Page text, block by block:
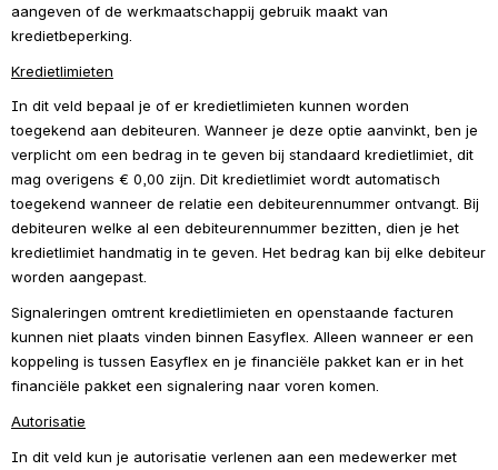
aangeven of de werkmaatschappij gebruik maakt van
kredietbeperking.
Kredietlimieten
In dit veld bepaal je of er kredietlimieten kunnen worden
toegekend aan debiteuren. Wanneer je deze optie aanvinkt, ben je
verplicht om een bedrag in te geven bij standaard kredietlimiet, dit
mag overigens € 0,00 zijn. Dit kredietlimiet wordt automatisch
toegekend wanneer de relatie een debiteurennummer ontvangt. Bij
debiteuren welke al een debiteurennummer bezitten, dien je het
kredietlimiet handmatig in te geven. Het bedrag kan bij elke debiteur
worden aangepast.
Signaleringen omtrent kredietlimieten en openstaande facturen
kunnen niet plaats vinden binnen Easyflex. Alleen wanneer er een
koppeling is tussen Easyflex en je financiële pakket kan er in het
financiële pakket een signalering naar voren komen.
Autorisatie
In dit veld kun je autorisatie verlenen aan een medewerker met